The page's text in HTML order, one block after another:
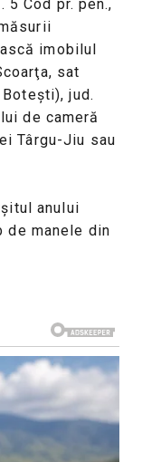
5 Cod pr. pen.,
imobilul
sat
jud.
de cameră
Târgu-Jiu sau
anului
de manele din